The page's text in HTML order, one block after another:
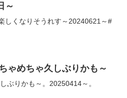
～
しくなりそうれす～20240621～#
ゃめちゃ久しぶりかも～
ぶりかも～。20250414～。